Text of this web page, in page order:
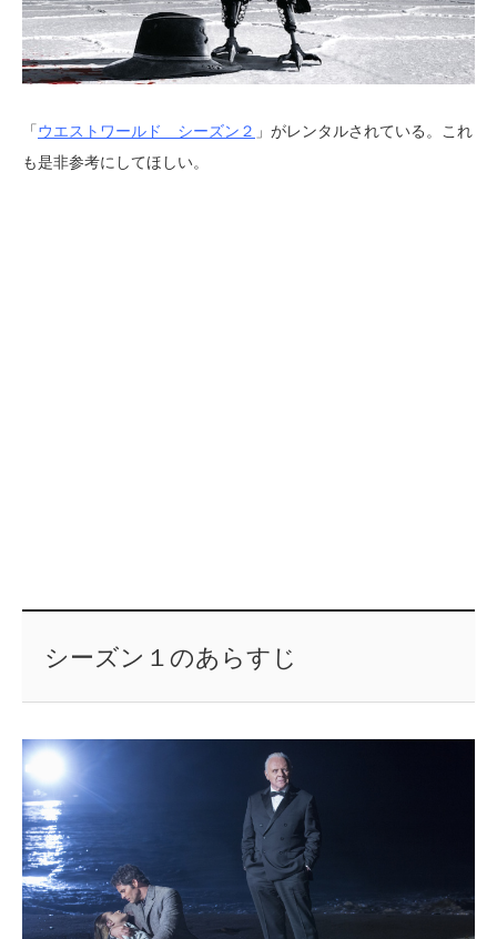
「ウエストワールド シーズン２ 」がレンタルされている。これ
も是非参考にしてほしい。
シーズン１のあらすじ